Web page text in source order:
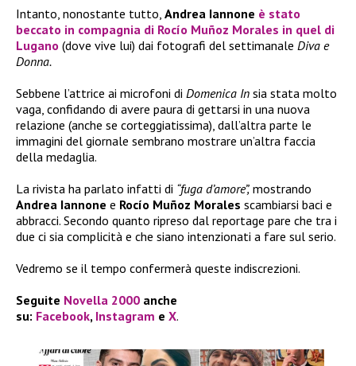
Intanto, nonostante tutto, Andrea Iannone è stato
beccato in compagnia di Rocío Muñoz Morales in quel di
Lugano (dove vive lui) dai fotografi del settimanale Diva e
Donna.
Sebbene l’attrice ai microfoni di Domenica In sia stata molto
vaga, confidando di avere paura di gettarsi in una nuova
relazione (anche se corteggiatissima), dall’altra parte le
immagini del giornale sembrano mostrare un’altra faccia
della medaglia.
La rivista ha parlato infatti di “fuga d’amore”, mostrando
Andrea Iannone e Rocío Muñoz Morales scambiarsi baci e
abbracci. Secondo quanto ripreso dal reportage pare che tra i
due ci sia complicità e che siano intenzionati a fare sul serio.
Vedremo se il tempo confermerà queste indiscrezioni.
Seguite Novella 2000 anche
su: Facebook, Instagram e X.